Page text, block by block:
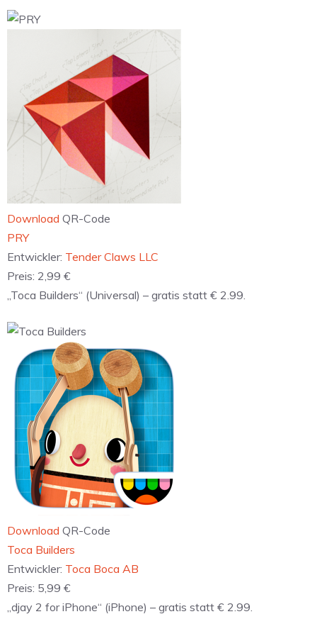
Download QR-Code
‎PRY
Entwickler: Tender Claws LLC
Preis: 2,99 €
„Toca Builders“ (Universal) – gratis statt € 2.99.
Download QR-Code
‎Toca Builders
Entwickler: Toca Boca AB
Preis: 5,99 €
„djay 2 for iPhone“ (iPhone) – gratis statt € 2.99.